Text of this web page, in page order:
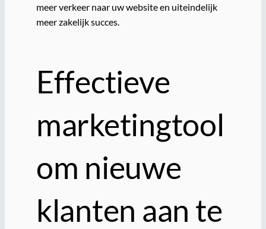
meer verkeer naar uw website en uiteindelijk
meer zakelijk succes.
Effectieve
marketingtool
om nieuwe
klanten aan te